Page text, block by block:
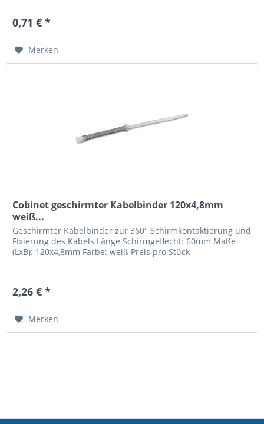
0,71 € *
Merken
Cobinet geschirmter Kabelbinder 120x4,8mm
weiß...
Geschirmter Kabelbinder zur 360° Schirmkontaktierung und
Fixierung des Kabels Länge Schirmgeflecht: 60mm Maße
(LxB): 120x4,8mm Farbe: weiß Preis pro Stück
2,26 € *
Merken